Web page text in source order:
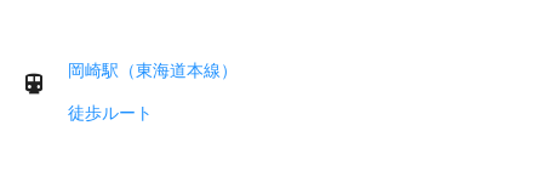
岡崎駅（東海道本線）
徒歩ルート